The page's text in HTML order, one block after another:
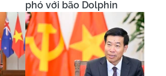
phó với bão Dolphin